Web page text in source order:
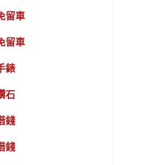
留車
留車
錶
石
錢
錢